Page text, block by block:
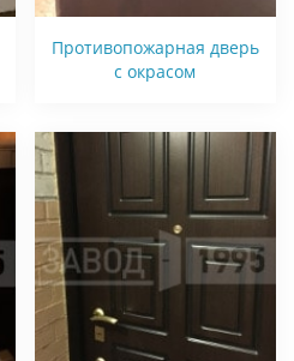
Противопожарная дверь
с окрасом